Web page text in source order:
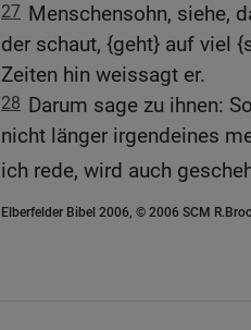
27 Menschensohn, siehe,
der schaut, {geht} auf viel
Zeiten hin weissagt er.
28 Darum sage zu ihnen:
nicht länger irgendeines
ich rede, wird auch
Elberfelder Bibel 2006, © 2006 SCM